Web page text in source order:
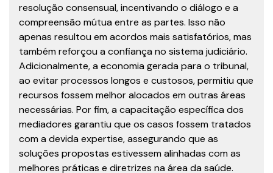
resolução consensual, incentivando o diálogo e a
compreensão mútua entre as partes. Isso não
apenas resultou em acordos mais satisfatórios, mas
também reforçou a confiança no sistema judiciário.
Adicionalmente, a economia gerada para o tribunal,
ao evitar processos longos e custosos, permitiu que
recursos fossem melhor alocados em outras áreas
necessárias. Por fim, a capacitação específica dos
mediadores garantiu que os casos fossem tratados
com a devida expertise, assegurando que as
soluções propostas estivessem alinhadas com as
melhores práticas e diretrizes na área da saúde.